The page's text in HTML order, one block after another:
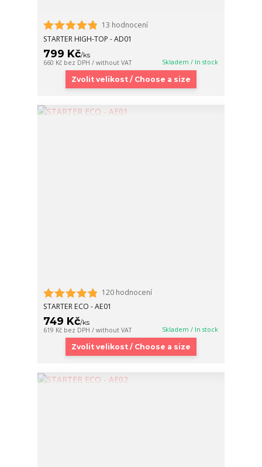
13 hodnocení
STARTER HIGH-TOP - AD01
799 Kč/ks
660 Kč bez DPH / without VAT Skladem / In stock
Zvolit velikost / Choose a size
120 hodnocení
STARTER ECO - AE01
749 Kč/ks
619 Kč bez DPH / without VAT Skladem / In stock
Zvolit velikost / Choose a size